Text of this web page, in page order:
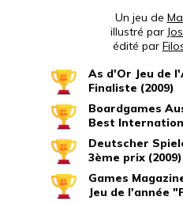
Un jeu de
illustré par
édité par
As d'Or Jeu de
Finaliste (2009)
Boardgames
Best
Deutscher
3ème prix (2009)
Games
Jeu de l'année